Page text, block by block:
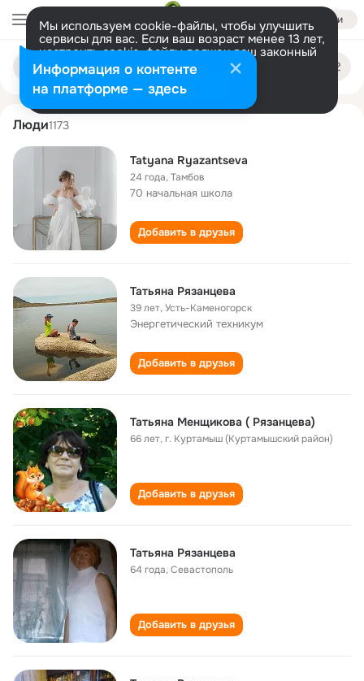
Войти
Мы используем cookie-файлы, чтобы улучшить
сервисы для вас. Если ваш возраст менее 13 лет,
настроить cookie-файлы должен ваш законный
представитель. Больше информации
Разрешить все Настроить
Поиск
людям
tatyana ryazantseva
Люди1173
Tatyana Ryazantseva
24 года,Тамбов
70 начальная школа
Добавить в друзья
Татьяна Рязанцева
39 лет,Усть-Каменогорск
Энергетический техникум
Добавить в друзья
Татьяна Менщикова ( Рязанцева)
66 лет,г. Куртамыш (Куртамышский район)
Добавить в друзья
Татьяна Рязанцева
64 года,Севастополь
Добавить в друзья
Информация о контенте
на платформе — здесь